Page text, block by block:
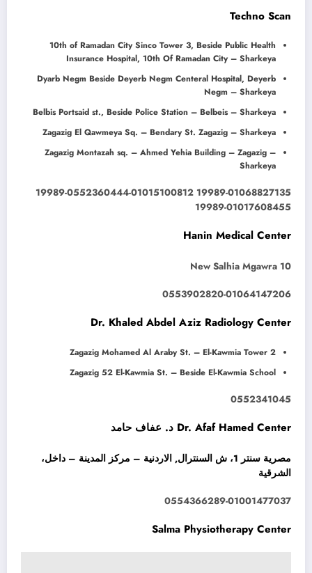
Techno Scan
10th of Ramadan City Sinco Tower 3, Beside Public Health
Insurance Hospital, 10th Of Ramadan City – Sharkeya
Dyarb Negm Beside Deyerb Negm Centeral Hospital, Deyerb
Negm – Sharkeya
Belbis Portsaid st., Beside Police Station – Belbeis – Sharkeya
Zagazig El Qawmeya Sq. – Bendary St. Zagazig – Sharkeya
Zagazig Montazah sq. – Ahmed Yehia Building – Zagazig –
Sharkeya
19989-01068827135 19989-0552360444-01015100812
19989-01017608455
Hanin Medical Center
New Salhia Mgawra 10
0553902820-01064147206
Dr. Khaled Abdel Aziz Radiology Center
Zagazig Mohamed Al Araby St. – El-Kawmia Tower 2
Zagazig 52 El-Kawmia St. – Beside El-Kawmia School
0552341045
Dr. Afaf Hamed Center د. عفاف حامد
مصرية سنتر 1، ش السنترال, الاردنية – مركز المدينة – داخل،
الشرقية
0554366289-01001477037
Salma Physiotherapy Center